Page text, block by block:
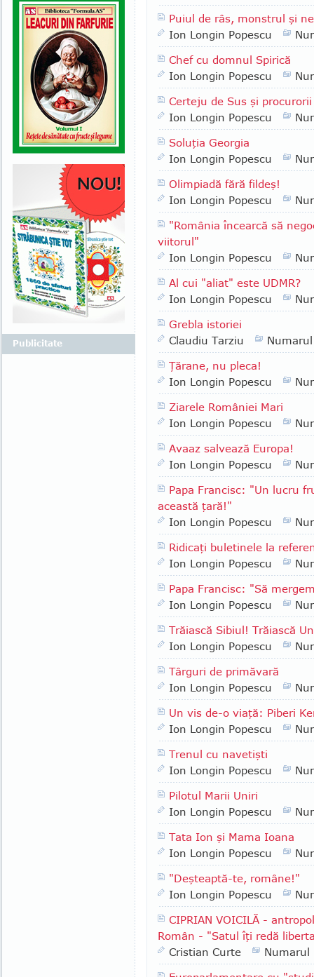
Puiul de râs, monstrul şi
Ion Longin Popescu
Chef cu domnul Spirică
Ion Longin Popescu
Certeju de Sus şi procurorii
Ion Longin Popescu
Soluţia Georgia
Ion Longin Popescu
Olimpiadă fără fildeş!
Ion Longin Popescu
"România încearcă să
viitorul"
Ion Longin Popescu
Al cui "aliat" este UDMR?
Ion Longin Popescu
Grebla istoriei
Claudiu Tarziu
Ţărane, nu pleca!
Ion Longin Popescu
Ziarele României Mari
Ion Longin Popescu
Avaaz salvează Europa!
Ion Longin Popescu
Papa Francisc: "Un lucru
această ţară!"
Ion Longin Popescu
Ridicaţi buletinele la
Ion Longin Popescu
Papa Francisc: "Să
Ion Longin Popescu
Trăiască Sibiul! Trăiască
Ion Longin Popescu
Târguri de primăvară
Ion Longin Popescu
Un vis de-o viaţă: Piberi
Ion Longin Popescu
Trenul cu navetişti
Ion Longin Popescu
Pilotul Marii Uniri
Ion Longin Popescu
Tata Ion şi Mama Ioana
Ion Longin Popescu
"Deşteaptă-te, române!"
Ion Longin Popescu
CIPRIAN VOICILĂ -
Român - "Satul îţi redă
Cristian Curte
Numarul
Publicitate